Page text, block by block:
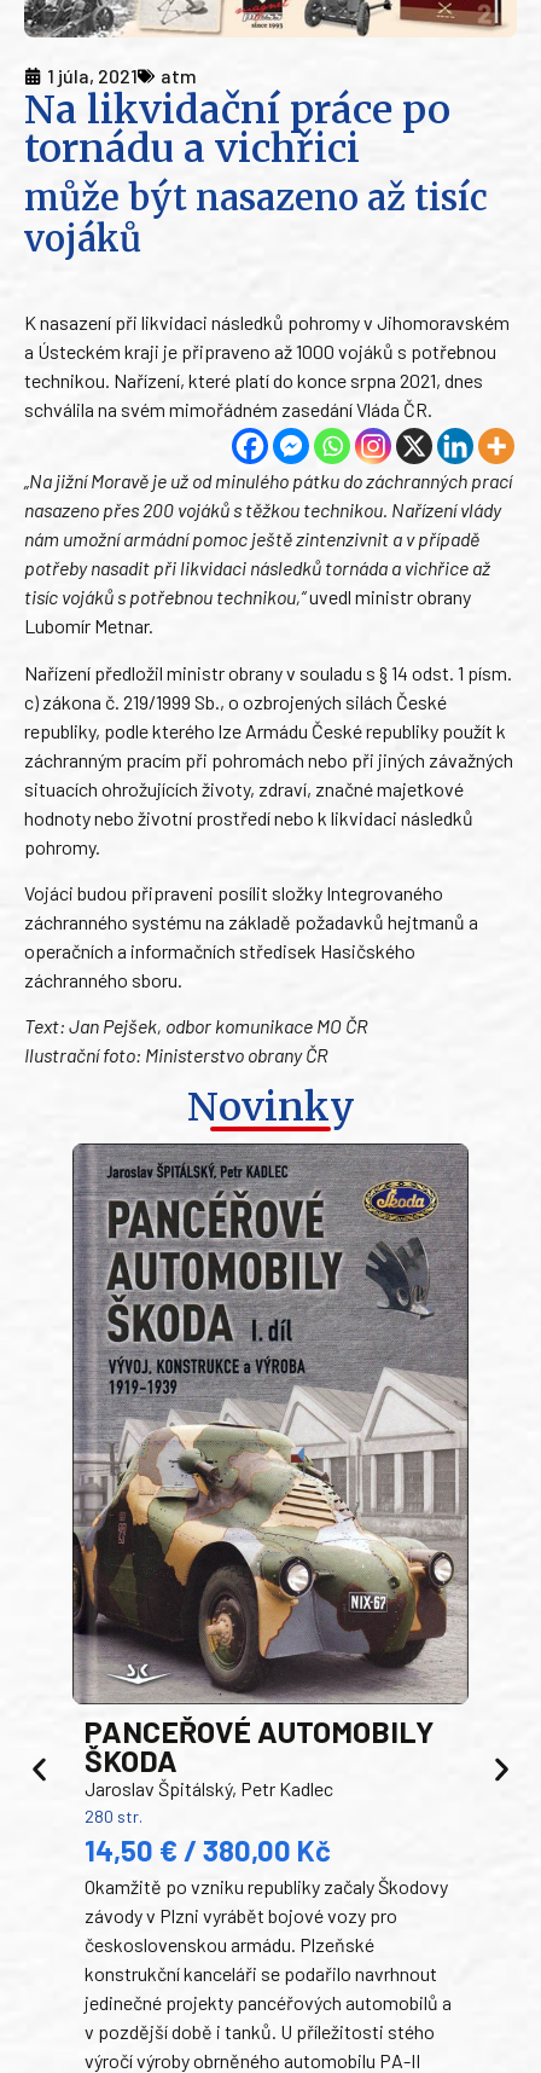
1 júla, 2021 atm
Na likvidační práce po
tornádu a vichřici
může být nasazeno až tisíc
vojáků
K nasazení při likvidaci následků pohromy v Jihomoravském
a Ústeckém kraji je připraveno až 1000 vojáků s potřebnou
technikou. Nařízení, které platí do konce srpna 2021, dnes
schválila na svém mimořádném zasedání Vláda ČR.
„Na jižní Moravě je už od minulého pátku do záchranných prací
nasazeno přes 200 vojáků s těžkou technikou. Nařízení vlády
nám umožní armádní pomoc ještě zintenzivnit a v případě
potřeby nasadit při likvidaci následků tornáda a vichřice až
tisíc vojáků s potřebnou technikou,“uvedl ministr obrany
Lubomír Metnar.
Nařízení předložil ministr obrany v souladu s § 14 odst. 1 písm.
c) zákona č. 219/1999 Sb., o ozbrojených silách České
republiky, podle kterého lze Armádu České republiky použít k
záchranným pracím při pohromách nebo při jiných závažných
situacích ohrožujících životy, zdraví, značné majetkové
hodnoty nebo životní prostředí nebo k likvidaci následků
pohromy.
Vojáci budou připraveni posílit složky Integrovaného
záchranného systému na základě požadavků hejtmanů a
operačních a informačních středisek Hasičského
záchranného sboru.
Text: Jan Pejšek, odbor komunikace MO ČR
Ilustrační foto: Ministerstvo obrany ČR
Novinky
PANCEŘOVÉ AUTOMOBILY
ŠKODA
Jaroslav Špitálský, Petr Kadlec
280 str.
14,50 € / 380,00 Kč
Okamžitě po vzniku republiky začaly Škodovy
závody v Plzni vyrábět bojové vozy pro
československou armádu. Plzeňské
konstrukční kanceláři se podařilo navrhnout
jedinečné projekty pancéřových automobilů a
v pozdější době i tanků. U příležitosti stého
výročí výroby obrněného automobilu PA-II